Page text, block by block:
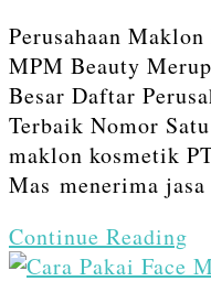
Perusahaan
MPM Beauty
Besar Daftar
Terbaik Nomor
maklon kosmetik
Mas menerima
Continue Reading